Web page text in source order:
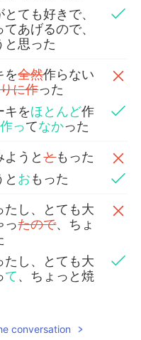
ても好きで、
あげるので、
と思った
を全然作らない
に作った
キをほとんど作
ってなかった
ようとともった
おもった
たし、とても大
ったので、ちょ
たし、とても大
て、ちょっと焼
conversation